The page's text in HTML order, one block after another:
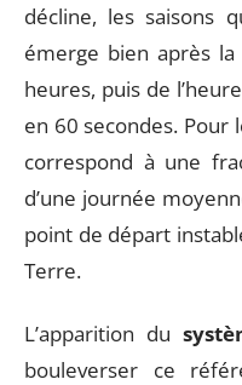
décline, les saisons
émerge bien après
heures, puis de
en 60 secondes.
correspond à une
d’une journée
point de départ
Terre.
L’apparition du
bouleverser ce